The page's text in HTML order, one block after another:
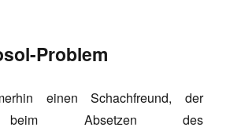
Problem
einen Schachfreund, der
beim Absetzen des